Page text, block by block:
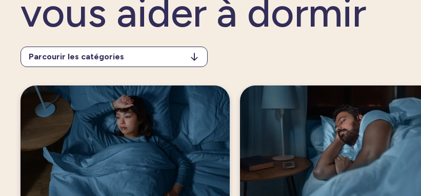
vous aider à dormir
Parcourir les catégories
Troubles et problèmes de sommeil
Impacts du manque de sommeil
Santé mentale et sommeil
Impact du sommeil sur notre fonctionnement